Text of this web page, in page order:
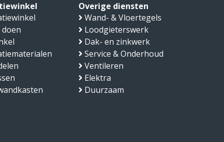
doen
Overige diensten
Wand- & Vloertegels
Loodgieterswerk
Dak- en zinkwerk
Service & Onderhoud
Ventileren
Elektra
Duurzaam